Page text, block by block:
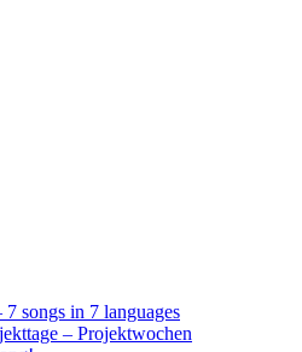
7 songs in 7 languages
– Projektwochen